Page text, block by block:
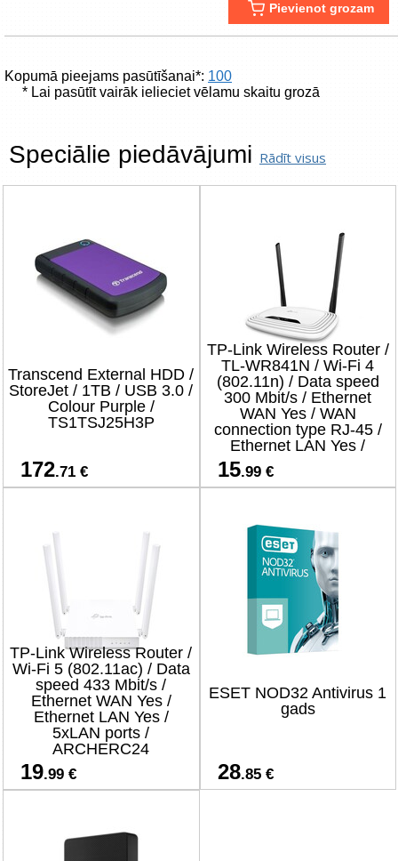
Pievienot grozam
Kopumā pieejams pasūtīšanai*: 100
* Lai pasūtīt vairāk ielieciet vēlamu skaitu grozā
Speciālie piedāvājumi Rādīt visus
Transcend External HDD /
StoreJet / 1TB / USB 3.0 /
Colour Purple /
TS1TSJ25H3P
172.71 €
TP-Link Wireless Router /
TL-WR841N / Wi-Fi 4
(802.11n) / Data speed
300 Mbit/s / Ethernet
WAN Yes / WAN
connection type RJ-45 /
Ethernet LAN Yes /
4xLAN ports
15.99 €
TP-Link Wireless Router /
Wi-Fi 5 (802.11ac) / Data
speed 433 Mbit/s /
Ethernet WAN Yes /
Ethernet LAN Yes /
5xLAN ports /
ARCHERC24
19.99 €
ESET NOD32 Antivirus 1
gads
28.85 €